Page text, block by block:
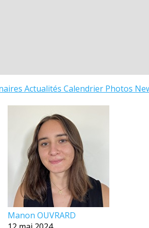
Actualités Calendrier Photos
Manon OUVRARD